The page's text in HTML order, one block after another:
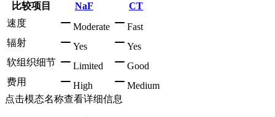
比较项目 NaF
CT
速度
Moderate
Fast
辐射
Yes
Yes
软组织细节
Limited
Good
费用
High
Medium
点击模态名称查看详细信息